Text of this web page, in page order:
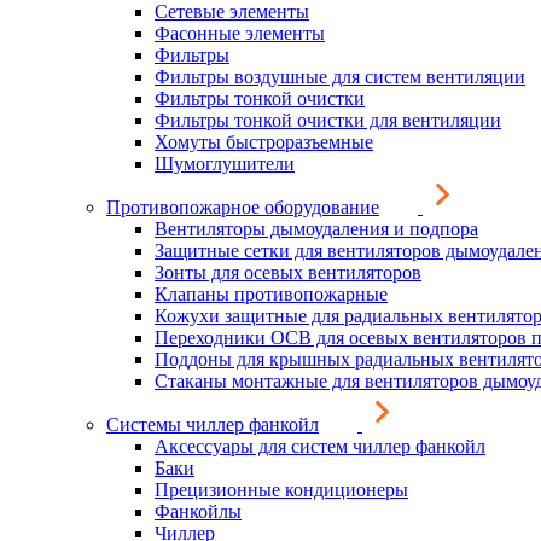
Сетевые элементы
Фасонные элементы
Фильтры
Фильтры воздушные для систем вентиляции
Фильтры тонкой очистки
Фильтры тонкой очистки для вентиляции
Хомуты быстроразъемные
Шумоглушители
Противопожарное оборудование
Вентиляторы дымоудаления и подпора
Защитные сетки для вентиляторов
Зонты для осевых вентиляторов
Клапаны противопожарные
Кожухи защитные для радиальных
Переходники ОСВ для осевых вентиляторов
Поддоны для крышных радиальных
Стаканы монтажные для вентиляторов
Системы чиллер фанкойл
Аксессуары для систем чиллер фанкойл
Баки
Прецизионные кондиционеры
Фанкойлы
Чиллер